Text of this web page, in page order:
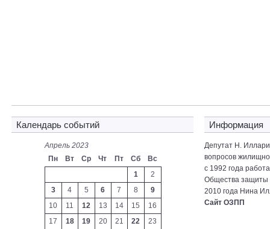
Календарь событий
Апрель 2023
Пн
Вт Ср Чт Пт Сб
Вс
1
2
3
4 5 6 7 8
9
10
11 12 13 14 15
16
17
18 19 20 21 22 23
Информация
Депутат Н.
вопросов
с 1992 года
Общества защиты
2010 года Нина
Сайт ОЗПП